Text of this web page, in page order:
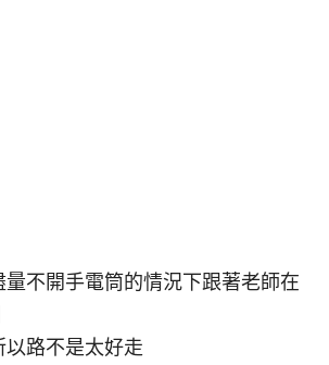
不開手電筒的情況下跟著老師在
路不是太好走